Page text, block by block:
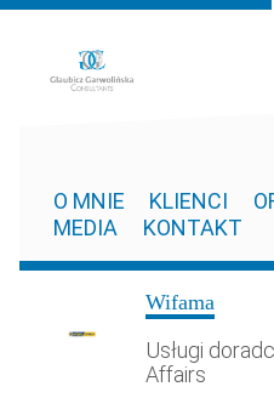
O MNIE KLIENCI
MEDIA
KONTAKT
Wifama
Usługi
Affairs